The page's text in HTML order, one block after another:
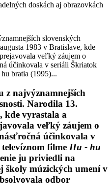
doskách aj obrazovkách
slovenských
1983 v Bratislave, kde
veľký záujem o
účinkovala v seriáli Škriatok
bratia (1995)...
z najvýznamnejších
Narodila 13.
kde vyrastala a
veľký záujem o
účinkovala v
filme Hu - hu
ju priviedli na
školy múzických umení v
odbor